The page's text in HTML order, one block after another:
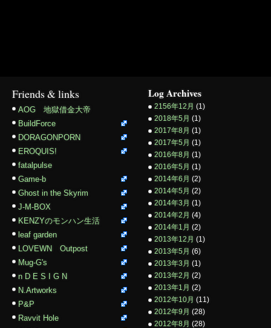
Friends & links
AOG 地獄借金大帝
BuildForce
DORAGONPORN
EROQUIS!
fatalpulse
Game-b
Ghost in the Skyrim
J-M-BOX
KENZYのモンハン生活
leaf garden
LOVEWN Outpost
Mug-G's
n D E S I G N
N.Artworks
P&P
Ravvit Hole
Log Archives
2156年12月 (1)
2018年5月 (1)
2017年8月 (1)
2017年5月 (1)
2016年8月 (1)
2016年5月 (1)
2014年6月 (2)
2014年5月 (2)
2014年3月 (1)
2014年2月 (4)
2014年1月 (2)
2013年12月 (1)
2013年5月 (6)
2013年3月 (1)
2013年2月 (2)
2013年1月 (2)
2012年10月 (11)
2012年9月 (28)
2012年8月 (28)